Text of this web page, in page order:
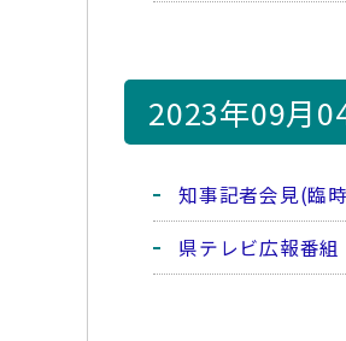
2023年09月
知事記者会見(臨
県テレビ広報番